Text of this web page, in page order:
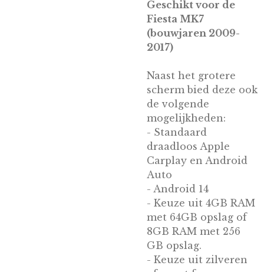
Geschikt voor de
Fiesta MK7
(bouwjaren 2009-
2017)
Naast het grotere
scherm bied deze ook
de volgende
mogelijkheden:
- Standaard
draadloos Apple
Carplay en Android
Auto
- Android 14
- Keuze uit 4GB RAM
met 64GB opslag of
8GB RAM met 256
GB opslag.
- Keuze uit zilveren